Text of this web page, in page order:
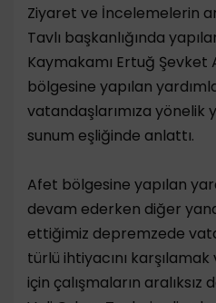
Ziyaret ve İncelemelerin
Tavlı başkanlığında
Kaymakamı Ertuğ Şevket
bölgesine yapılan
vatandaşlarımıza yönelik
sunum eşliğinde anlattı.
Afet bölgesine yapılan
devam ederken diğer
ettiğimiz depremzede
türlü ihtiyacını
için çalışmaların